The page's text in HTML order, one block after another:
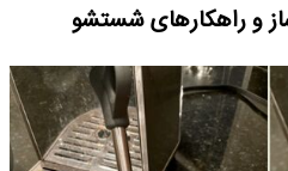
و راهکارهای شستشو